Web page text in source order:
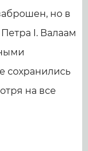
но в
I. Валаам
сохранились
на все